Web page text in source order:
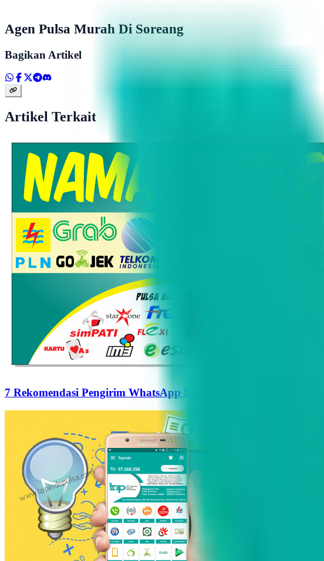
Agen Pulsa Murah Di Soreang
Bagikan Artikel
Artikel Terkait
7 Rekomendasi Pengirim WhatsApp Massal Terbaik di Indonesia